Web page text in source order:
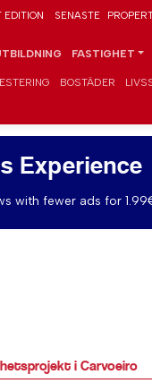
EDITION SENASTE
FASTIGHET
BOSTÄDER
Experience
with fewer ads for
i Carvoeiro